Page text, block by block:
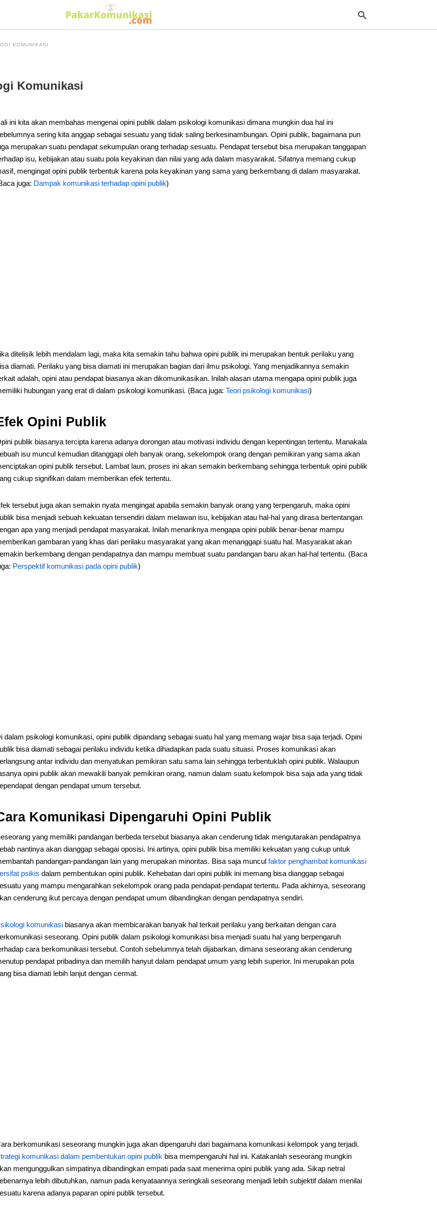
KOMUNIKASI
Komunikasi
ini kita akan membahas mengenai opini publik dalam psikologi komunikasi dimana mungkin dua hal ini
sering kita anggap sebagai sesuatu yang tidak saling berkesinambungan. Opini publik, bagaimana pun
merupakan suatu pendapat sekumpulan orang terhadap sesuatu. Pendapat tersebut bisa merupakan tanggapan
isu, kebijakan atau suatu pola keyakinan dan nilai yang ada dalam masyarakat. Sifatnya memang cukup
mengingat opini publik terbentuk karena pola keyakinan yang sama yang berkembang di dalam masyarakat.
juga: Dampak komunikasi terhadap opini publik)
ditelisik lebih mendalam lagi, maka kita semakin tahu bahwa opini publik ini merupakan bentuk perilaku yang
diamati. Perilaku yang bisa diamati ini merupakan bagian dari ilmu psikologi. Yang menjadikannya semakin
adalah, opini atau pendapat biasanya akan dikomunikasikan. Inilah alasan utama mengapa opini publik juga
hubungan yang erat di dalam psikologi komunikasi. (Baca juga: Teori psikologi komunikasi)
Opini Publik
publik biasanya tercipta karena adanya dorongan atau motivasi individu dengan kepentingan tertentu. Manakala
isu muncul kemudian ditanggapi oleh banyak orang, sekelompok orang dengan pemikiran yang sama akan
opini publik tersebut. Lambat laun, proses ini akan semakin berkembang sehingga terbentuk opini publik
cukup signifikan dalam memberikan efek tertentu.
tersebut juga akan semakin nyata mengingat apabila semakin banyak orang yang terpengaruh, maka opini
bisa menjadi sebuah kekuatan tersendiri dalam melawan isu, kebijakan atau hal-hal yang dirasa bertentangan
apa yang menjadi pendapat masyarakat. Inilah menariknya mengapa opini publik benar-benar mampu
gambaran yang khas dari perilaku masyarakat yang akan menanggapi suatu hal. Masyarakat akan
berkembang dengan pendapatnya dan mampu membuat suatu pandangan baru akan hal-hal tertentu. (Baca
Perspektif komunikasi pada opini publik)
dalam psikologi komunikasi, opini publik dipandang sebagai suatu hal yang memang wajar bisa saja terjadi. Opini
bisa diamati sebagai perilaku individu ketika dihadapkan pada suatu situasi. Proses komunikasi akan
antar individu dan menyatukan pemikiran satu sama lain sehingga terbentuklah opini publik. Walaupun
opini publik akan mewakili banyak pemikiran orang, namun dalam suatu kelompok bisa saja ada yang tidak
dengan pendapat umum tersebut.
Komunikasi Dipengaruhi Opini Publik
yang memiliki pandangan berbeda tersebut biasanya akan cenderung tidak mengutarakan pendapatnya
nantinya akan dianggap sebagai oposisi. Ini artinya, opini publik bisa memiliki kekuatan yang cukup untuk
pandangan-pandangan lain yang merupakan minoritas. Bisa saja muncul faktor penghambat komunikasi
psikis dalam pembentukan opini publik. Kehebatan dari opini publik ini memang bisa dianggap sebagai
yang mampu mengarahkan sekelompok orang pada pendapat-pendapat tertentu. Pada akhirnya, seseorang
cenderung ikut percaya dengan pendapat umum dibandingkan dengan pendapatnya sendiri.
komunikasibiasanya akan membicarakan banyak hal terkait perilaku yang berkaitan dengan cara
seseorang. Opini publik dalam psikologi komunikasi bisa menjadi suatu hal yang berpengaruh
cara berkomunikasi tersebut. Contoh sebelumnya telah dijabarkan, dimana seseorang akan cenderung
pendapat pribadinya dan memilih hanyut dalam pendapat umum yang lebih superior. Ini merupakan pola
bisa diamati lebih lanjut dengan cermat.
berkomunikasi seseorang mungkin juga akan dipengaruhi dari bagaimana komunikasi kelompok yang terjadi.
komunikasi dalam pembentukan opini publik bisa mempengaruhi hal ini. Katakanlah seseorang mungkin
mengunggulkan simpatinya dibandingkan empati pada saat menerima opini publik yang ada. Sikap netral
lebih dibutuhkan, namun pada kenyataannya seringkali seseorang menjadi lebih subjektif dalam menilai
karena adanya paparan opini publik tersebut.